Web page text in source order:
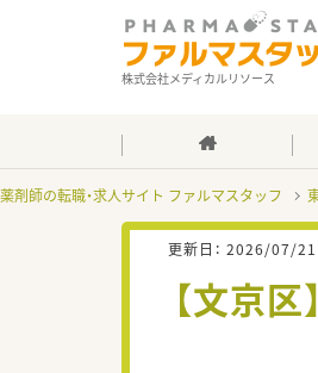
株式会社メディカルリソース
薬剤師の転職・求人サイト ファルマスタッフ
更新日： 2026/07/21
【文京